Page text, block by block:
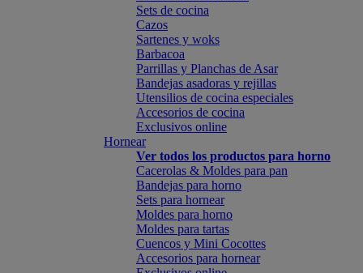
Sets de cocina
Cazos
Sartenes y woks
Barbacoa
Parrillas y Planchas de Asar
Bandejas asadoras y rejillas
Utensilios de cocina especiales
Accesorios de cocina
Exclusivos online
Hornear
Ver todos los productos para horno
Cacerolas & Moldes para pan
Bandejas para horno
Sets para hornear
Moldes para horno
Moldes para tartas
Cuencos y Mini Cocottes
Accesorios para hornear